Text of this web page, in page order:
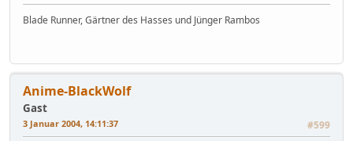
Blade Runner, Gärtner des Hasses und Jünger Rambos
Anime-BlackWolf
Gast
3 Januar 2004, 14:11:37 #599